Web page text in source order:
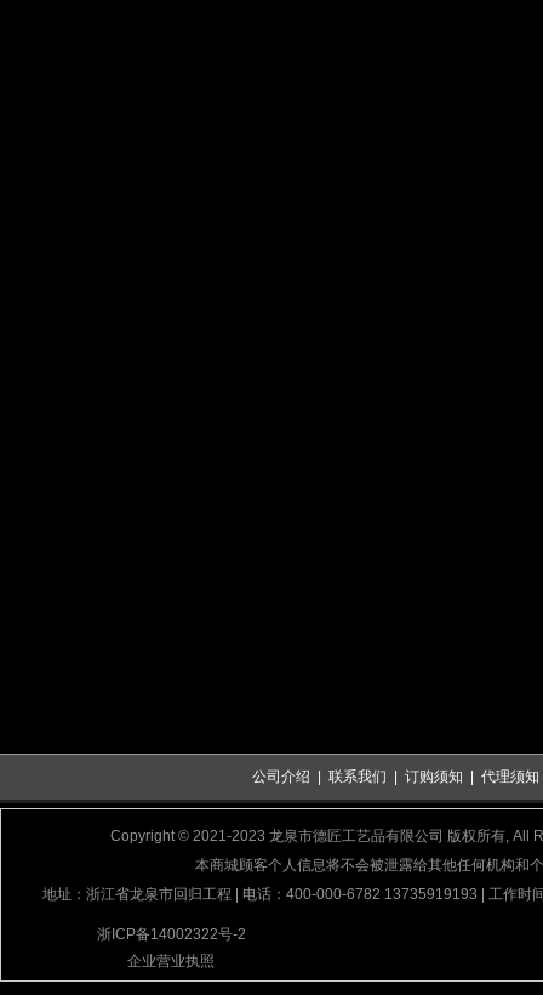
公司介绍 联系我们 订购须知 代理须知
Copyright © 2021-2023 龙泉市德匠工艺品有限公司 版权所有, All
本商城顾客个人信息将不会被泄露给其他任何机构和
地址：浙江省龙泉市回归工程 | 电话：400-000-6782 13735919193 | 工作时
浙ICP备14002322号-2
企业营业执照